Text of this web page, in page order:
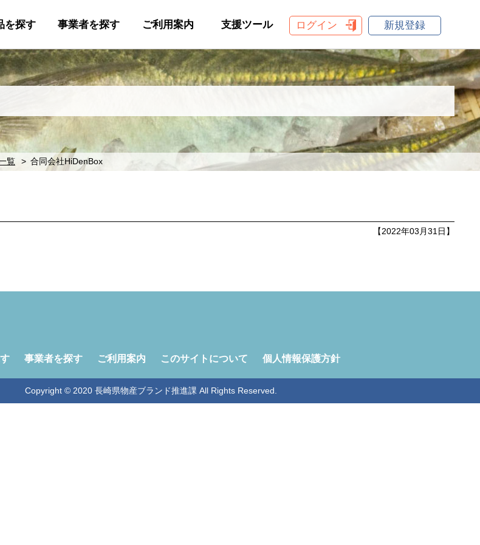
を探す 事業者を探す ご利用案内 支援ツール ログイン 新規登録
覧 合同会社HiDenBox
【2022年03月31日】
事業者を探す ご利用案内 このサイトについて 個人情報保護方針
Copyright © 2020 長崎県物産ブランド推進課 All Rights Reserved.